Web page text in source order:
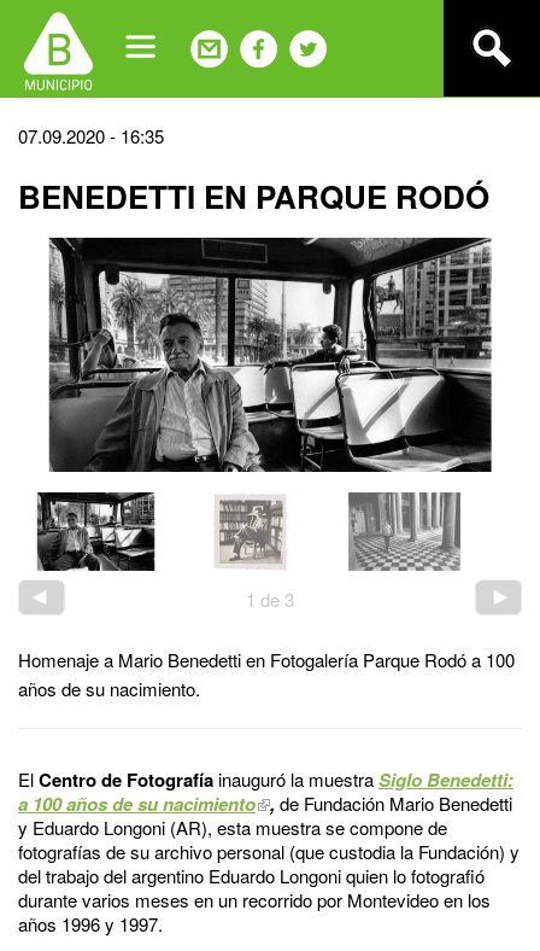
navigation
Back
top
07.09.2020 - 16:35
BENEDETTI EN PARQUE RODÓ
1 de 3
Homenaje a Mario Benedetti en Fotogalería Parque Rodó a 100
años de su nacimiento.
ElCentro de Fotografíainauguró la muestraSiglo Benedetti:
a 100 años de su nacimiento , de Fundación Mario Benedetti
y Eduardo Longoni (AR), esta muestra se compone de
fotografías de su archivo personal (que custodia la Fundación) y
del trabajo del argentino Eduardo Longoni quien lo fotografió
durante varios meses en un recorrido por Montevideo en los
años 1996 y 1997.